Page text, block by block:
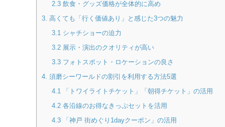
2.3 飲食・グッズ価格が全体的に高め
3. 高くても「行く価値あり」と感じた3つの魅力
3.1 シャチショーの迫力
3.2 展示・演出のクオリティが高い
3.3 フォトスポット・ロケーションの良さ
4. 須磨シーワールドの割引を利用する方法5選
4.1 「トワイライトチケット」「朝得チケット」の活用
4.2 各沿線のお得なきっぷセットを活用
4.3 「神戸 街めぐり1dayクーポン」の活用